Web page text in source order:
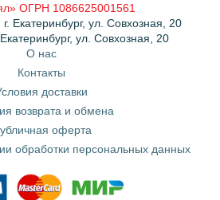
ОГРН 1086625001561
Екатеринбург, ул. Совхозная, 20
ул. Совхозная, 20
О нас
Контакты
доставки
возврата и обмена
оферта
обработки персональных данных